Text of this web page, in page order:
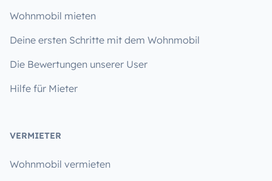
Wohnmobil mieten
Deine ersten Schritte mit dem Wohnmobil
Die Bewertungen unserer User
Hilfe für Mieter
VERMIETER
Wohnmobil vermieten